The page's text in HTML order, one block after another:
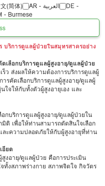
(简体) ‏AR - ‏العربية‏
DE -
- Burmese
ริการดูแลผู้ป่วยในสมุทรสาครอย่าง
เลือกบริการดูแลผู้สูงอายุ/ดูแลผู้ป่วย
ร็ว ส่งผลให้ความต้องการบริการดูแลผู้
รคัดเลือกบริการดูแลผู้สูงอายุ/ดูแลผู้
ใจให้กับทั้งตัวผู้สูงอายุเอง และ
กบริการดูแลผู้สูงอายุ/ดูแลผู้ป่วยใน
ติ เพื่อให้ท่านสามารถตัดสินใจเลือก
ะความปลอดภัยให้กับผู้สูงอายุที่ท่าน
อียด
งอายุ/ดูแลผู้ป่วย คือการประเมิน
ทั้งสภาพร่างกาย สภาพจิตใจ กิจวัตร